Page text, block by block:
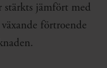
stärkts jämfört med
förtroende